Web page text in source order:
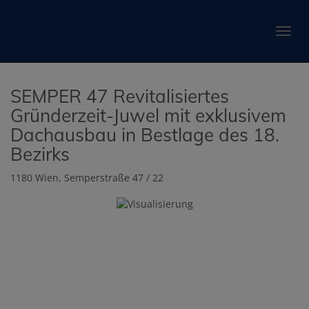
SEMPER 47 Revitalisiertes
Gründerzeit-Juwel mit exklusivem
Dachausbau in Bestlage des 18.
Bezirks
1180 Wien, Semperstraße 47 / 22